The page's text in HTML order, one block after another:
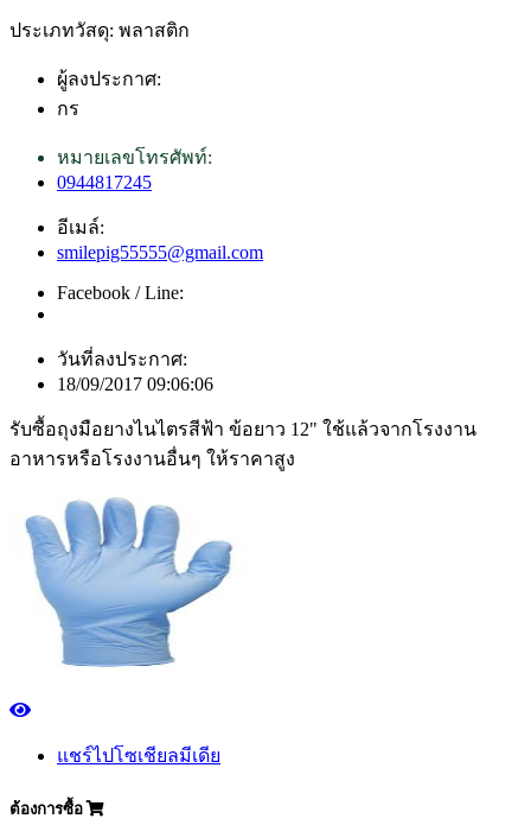
ประเภทวัสดุ: พลาสติก
ผู้ลงประกาศ:
กร
หมายเลขโทรศัพท์:
0944817245
อีเมล์:
smilepig55555@gmail.com
Facebook / Line:
วันที่ลงประกาศ:
18/09/2017 09:06:06
รับซื้อถุงมือยางไนไตรสีฟ้า ข้อยาว 12" ใช้แล้วจากโรงงาน
อาหารหรือโรงงานอื่นๆ ให้ราคาสูง
แชร์ไปโซเชียลมีเดีย
ต้องการซื้อ